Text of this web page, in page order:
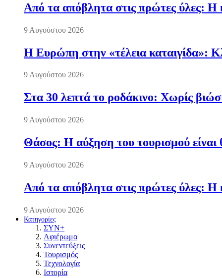
Από τα απόβλητα στις πρώτες ύλες: Η
9 Αυγούστου 2026
Η Ευρώπη στην «τέλεια καταιγίδα»:
9 Αυγούστου 2026
Στα 30 λεπτά το ροδάκινο: Χωρίς
9 Αυγούστου 2026
Θάσος: Η αύξηση του τουρισμού είναι
9 Αυγούστου 2026
Από τα απόβλητα στις πρώτες ύλες: Η
9 Αυγούστου 2026
Κατηγορίες
ΣΥΝ+
Αφιέρωμα
Συνεντεύξεις
Τουρισμός
Τεχνολογία
Ιστορία